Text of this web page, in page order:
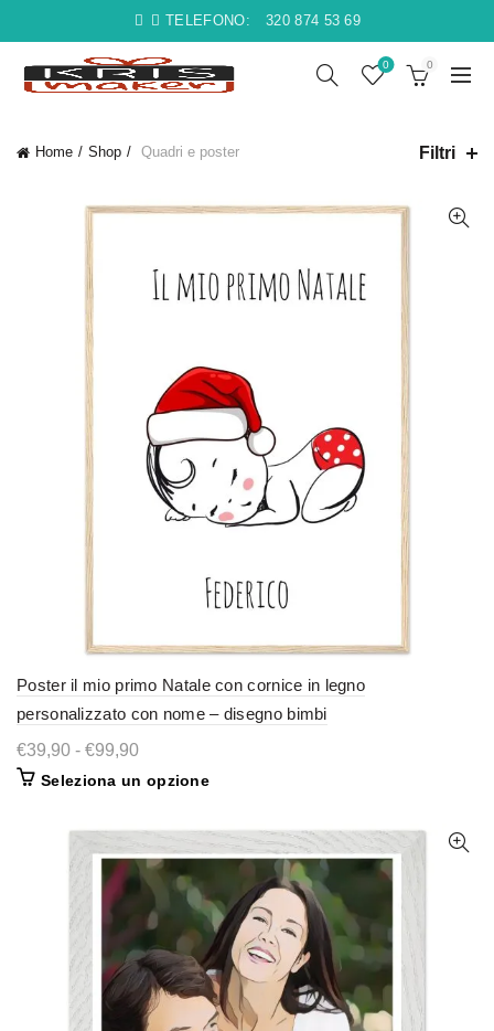
TELEFONO: 320 874 53 69
0 0
Home Shop Quadri e poster Filtri
Poster il mio primo Natale con cornice in legno
personalizzato con nome – disegno bimbi
€39,90 - €99,90Fascia
prezzo:
€99,90
Seleziona un opzioneQuesto
più
varianti.
opzioni
possono
essere
scelte
nella
pagina
del
prodotto